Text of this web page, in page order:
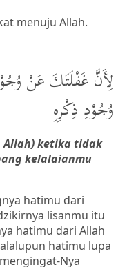
menuju Allah.
لِأَنَّ غَفْلَتَكَ عَنْ
وُجُوْدِ ذِكْرِهِ
Allah) ketika tidak
kelalaianmu
hatimu dari
lisanmu itu
hatimu dari Allah
hatimu lupa
Nya